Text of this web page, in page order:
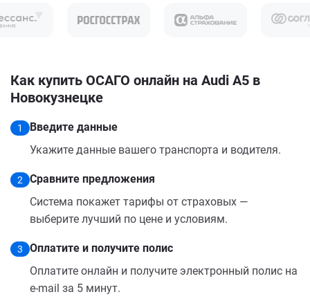
Как купить ОСАГО онлайн на Audi A5 в
Новокузнецке
1
Введите данные
Укажите данные вашего транспорта и водителя.
2
Сравните предложения
Система покажет тарифы от страховых —
выберите лучший по цене и условиям.
3
Оплатите и получите полис
Оплатите онлайн и получите электронный полис на
e-mail за 5 минут.